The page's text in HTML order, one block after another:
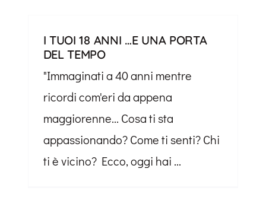
I TUOI 18 ANNI …E UNA PORTA
DEL TEMPO
"Immaginati a 40 anni mentre
ricordi com'eri da appena
maggiorenne... Cosa ti sta
appassionando? Come ti senti? Chi
ti è vicino? Ecco, oggi hai ...